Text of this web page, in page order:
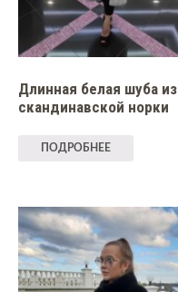
Длинная белая шуба из
скандинавской норки
ПОДРОБНЕЕ